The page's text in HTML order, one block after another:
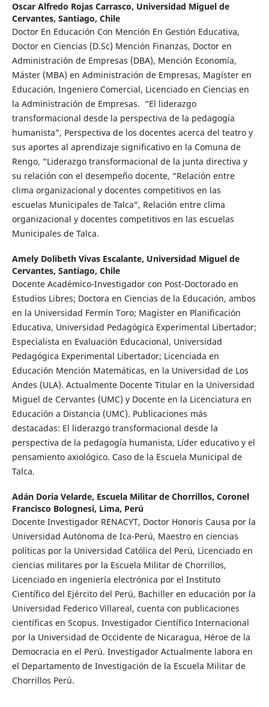
Oscar Alfredo Rojas Carrasco, Universidad Miguel de
Cervantes, Santiago, Chile
Doctor En Educación Con Mención En Gestión Educativa,
Doctor en Ciencias (D.Sc) Mención Finanzas, Doctor en
Administración de Empresas (DBA), Mención Economía,
Máster (MBA) en Administración de Empresas, Magíster en
Educación, Ingeniero Comercial, Licenciado en Ciencias en
la Administración de Empresas. “El liderazgo
transformacional desde la perspectiva de la pedagogía
humanista”, Perspectiva de los docentes acerca del teatro y
sus aportes al aprendizaje significativo en la Comuna de
Rengo, “Liderazgo transformacional de la junta directiva y
su relación con el desempeño docente, “Relación entre
clima organizacional y docentes competitivos en las
escuelas Municipales de Talca”, Relación entre clima
organizacional y docentes competitivos en las escuelas
Municipales de Talca.
Amely Dolibeth Vivas Escalante, Universidad Miguel de
Cervantes, Santiago, Chile
Docente Académico-Investigador con Post-Doctorado en
Estudios Libres; Doctora en Ciencias de la Educación, ambos
en la Universidad Fermín Toro; Magíster en Planificación
Educativa, Universidad Pedagógica Experimental Libertador;
Especialista en Evaluación Educacional, Universidad
Pedagógica Experimental Libertador; Licenciada en
Educación Mención Matemáticas, en la Universidad de Los
Andes (ULA). Actualmente Docente Titular en la Universidad
Miguel de Cervantes (UMC) y Docente en la Licenciatura en
Educación a Distancia (UMC). Publicaciones más
destacadas: El liderazgo transformacional desde la
perspectiva de la pedagogía humanista, Líder educativo y el
pensamiento axiológico. Caso de la Escuela Municipal de
Talca.
Adán Doria Velarde, Escuela Militar de Chorrillos, Coronel
Francisco Bolognesi, Lima, Perú
Docente Investigador RENACYT, Doctor Honoris Causa por la
Universidad Autónoma de Ica-Perú, Maestro en ciencias
políticas por la Universidad Católica del Perú, Licenciado en
ciencias militares por la Escuela Militar de Chorrillos,
Licenciado en ingeniería electrónica por el Instituto
Científico del Ejército del Perú, Bachiller en educación por la
Universidad Federico Villareal, cuenta con publicaciones
científicas en Scopus. Investigador Científico Internacional
por la Universidad de Occidente de Nicaragua, Héroe de la
Democracia en el Perú. Investigador Actualmente labora en
el Departamento de Investigación de la Escuela Militar de
Chorrillos Perú.